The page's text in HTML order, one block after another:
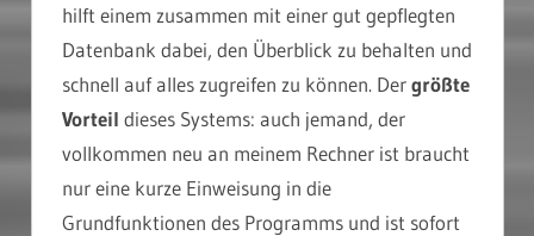
hilft einem zusammen mit einer gut gepflegten
Datenbank dabei, den Überblick zu behalten und
schnell auf alles zugreifen zu können. Dergrößte
Vorteil dieses Systems: auch jemand, der
vollkommen neu an meinem Rechner ist braucht
nur eine kurze Einweisung in die
Grundfunktionen des Programms und ist sofort